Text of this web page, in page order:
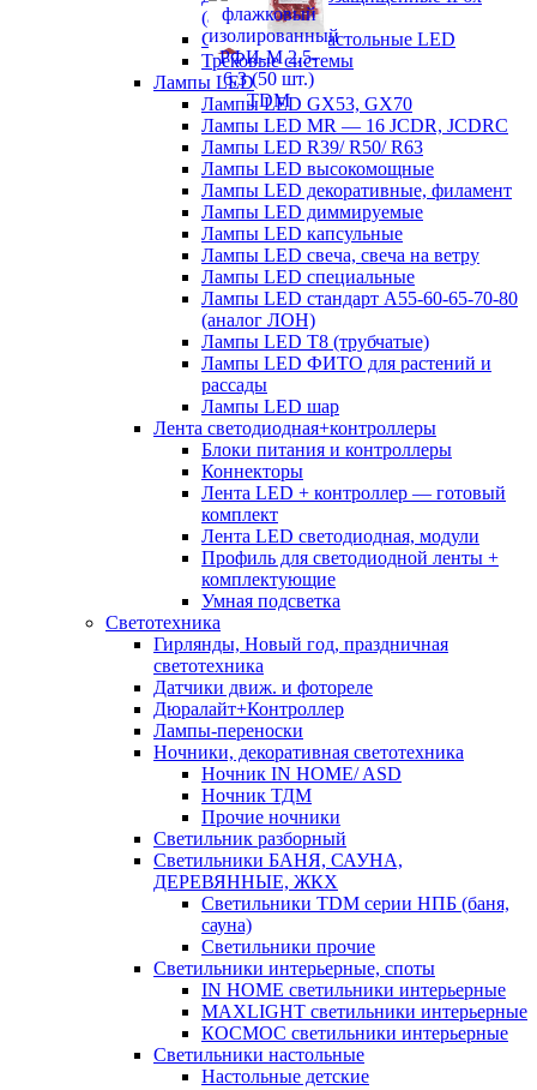
(аналог ЛСП)
Светильники настольные LED
Трековые системы
Лампы LED
Лампы LED GX53, GX70
Лампы LED MR — 16 JCDR, JCDRC
Лампы LED R39/ R50/ R63
Лампы LED высокомощные
Лампы LED декоративные, филамент
Лампы LED диммируемые
Лампы LED капсульные
Лампы LED свеча, свеча на ветру
Лампы LED специальные
Лампы LED стандарт А55-60-65-70-80
(аналог ЛОН)
Лампы LED Т8 (трубчатые)
Лампы LED ФИТО для растений и
рассады
Лампы LED шар
Лента светодиодная+контроллеры
Блоки питания и контроллеры
Коннекторы
Лента LED + контроллер — готовый
комплект
Лента LED светодиодная, модули
Профиль для светодиодной ленты +
комплектующие
Умная подсветка
Светотехника
Гирлянды, Новый год, праздничная
светотехника
Датчики движ. и фотореле
Дюралайт+Контроллер
Лампы-переноски
Ночники, декоративная светотехника
Ночник IN HOME/ ASD
Ночник ТДМ
Прочие ночники
Светильник разборный
Светильники БАНЯ, САУНА,
ДЕРЕВЯННЫЕ, ЖКХ
Светильники TDM серии НПБ (баня,
сауна)
Светильники прочие
Светильники интерьерные, споты
IN HOME светильники интерьерные
MAXLIGHT светильники интерьерные
КОСМОС светильники интерьерные
Светильники настольные
Настольные детские